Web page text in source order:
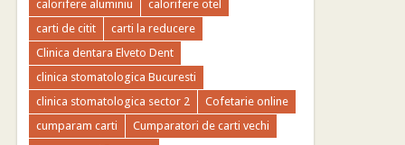
calorifere aluminiu
calorifere otel
carti de citit
carti la reducere
Clinica dentara Elveto Dent
clinica stomatologica Bucuresti
clinica stomatologica sector 2
Cofetarie online
cumparam carti
Cumparatori de carti vechi